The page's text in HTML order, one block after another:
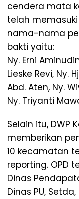
cendera mata
telah
nama-nama
bakti yaitu:
Ny. Erni
Lieske Revi, Ny.
Abd. Aten, Ny.
Ny. Triyanti
Selain itu, DWP
memberikan
10 kecamatan
reporting. OPD
Dinas
Dinas PU,